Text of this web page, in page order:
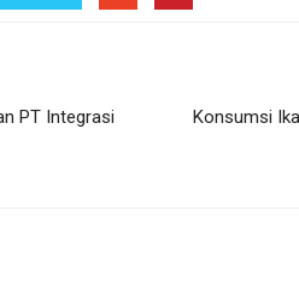
PT Integrasi
Konsumsi